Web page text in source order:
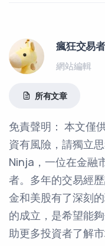
瘋狂交易
網站編輯
所有文章
免責聲明： 本文僅
資有風險，請獨立
Ninja，一位在金融
者。多年的交易經
金和美股有了深刻
的成立，是希望能
助更多投資者了解市